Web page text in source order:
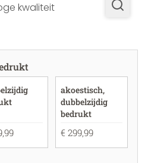
kwaliteit
akoestisch,
dubbelzijdig
bedrukt
€ 299,99